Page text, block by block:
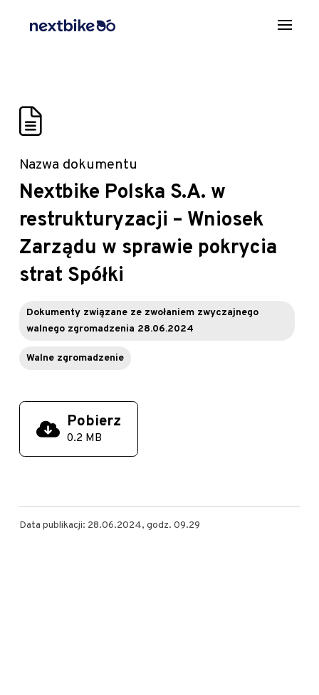
Nazwa dokumentu
Nextbike Polska S.A. w
restrukturyzacji – Wniosek
Zarządu w sprawie pokrycia
strat Spółki
Dokumenty związane ze zwołaniem zwyczajnego
walnego zgromadzenia 28.06.2024
Walne zgromadzenie
Pobierz
0.2 MB
Data publikacji: 28.06.2024, godz. 09.29